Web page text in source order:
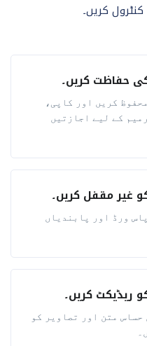
کریں۔
حفاظت کریں۔
کریں اور کاپی،
کے لیے اجازتیں
غیر مقفل کریں۔
ورڈ اور پابندیاں
ریڈیکٹ کریں۔
حساس متن اور تصاویر کو